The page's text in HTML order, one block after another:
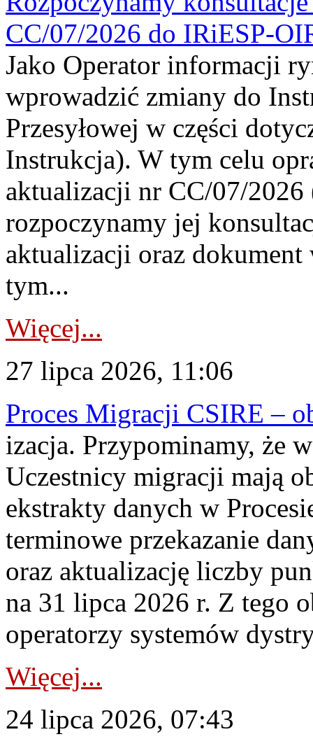
CC/07/2026 do IRiESP-
Jako Operator informacji
wprowadzić zmiany do
Przesyłowej w części
Instrukcja). W tym celu
aktualizacji nr CC/07/
rozpoczynamy jej
aktualizacji oraz
tym...
Więcej...
27 lipca 2026, 11:06
Proces Migracji CSIRE –
izacja. Przypominamy, że
Uczestnicy migracji mają
ekstrakty danych w
terminowe przekazanie
oraz aktualizację liczby
na 31 lipca 2026 r. Z tego
operatorzy systemów
Więcej...
24 lipca 2026, 07:43